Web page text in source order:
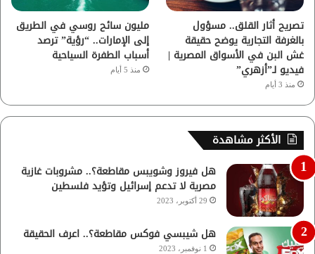
تصريح أثار القلق.. مسؤول
بالغرفة التجارية يوضح حقيقة
غش البن في الأسواق المصرية |
فيديو لـ”أزهري”
منذ 3 أيام
مليون سائح روسي في الطريق
إلى الإمارات.. “رؤية” ترصد
أسباب الطفرة السياحية
منذ 5 أيام
الأكثر مشاهدة
هل فيروز وشويبس مقاطعة؟.. مشروبات غازية
مصرية لا تدعم إسرائيل وتؤيد فلسطين
29 أكتوبر، 2023
هل شيبسي فوكس مقاطعة؟.. اعرف الحقيقة
1 نوفمبر، 2023